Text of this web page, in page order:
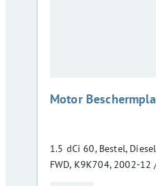
Motor
1.5 dCi 60, Bestel,
FWD, K9K704, 2002-12